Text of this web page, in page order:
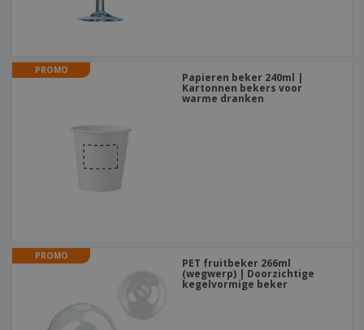
PROMO
Papieren beker 240ml |
Kartonnen bekers voor
warme dranken
PROMO
PET fruitbeker 266ml
(wegwerp) | Doorzichtige
kegelvormige beker